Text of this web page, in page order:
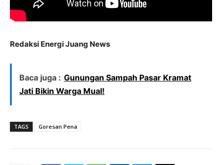
Redaksi Energi Juang News
Baca juga : Gunungan Sampah Pasar Kramat
Jati Bikin Warga Mual!
TAGS Goresan Pena